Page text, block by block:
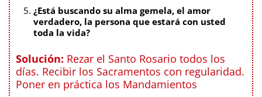
¿Está buscando su alma gemela, el amor
verdadero, la persona que estará con usted
toda la vida?
Solución: Rezar el Santo Rosario todos los
días. Recibir los Sacramentos con regularidad.
Poner en práctica los Mandamientos